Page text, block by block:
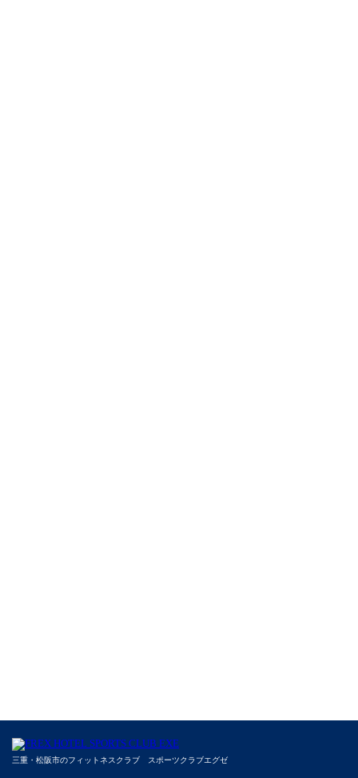
三重・松阪市のフィットネスクラブ スポーツクラブエグゼ